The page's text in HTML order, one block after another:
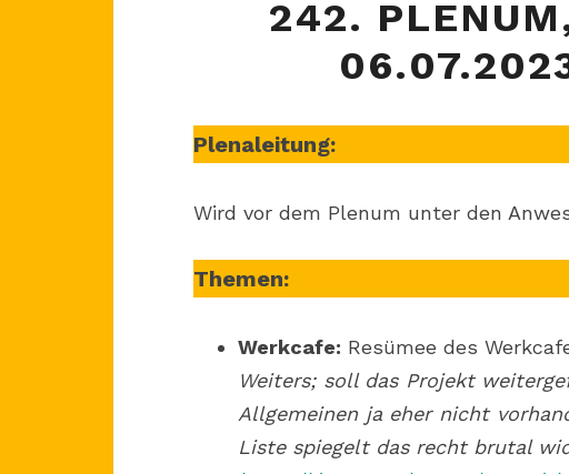
242.
Plenaleitung:
Wird vor dem Plenum unter den
Themen:
Werkcafe: Resümee des
Weiters; soll das Projekt
Allgemeinen ja eher nicht
Liste spiegelt das recht brutal